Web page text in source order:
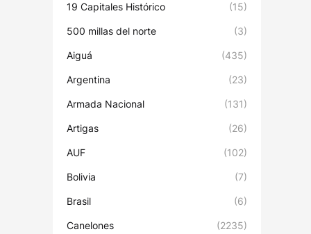
19 Capitales Histórico (15)
500 millas del norte (3)
Aiguá (435)
Argentina (23)
Armada Nacional (131)
Artigas (26)
AUF (102)
Bolivia (7)
Brasil (6)
Canelones (2235)